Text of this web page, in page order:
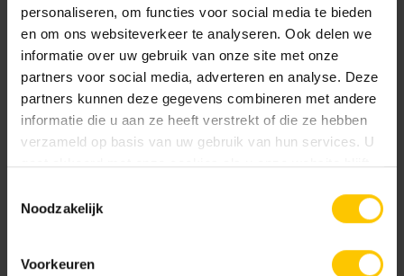
personaliseren, om functies voor social media te bieden
en om ons websiteverkeer te analyseren. Ook delen we
informatie over uw gebruik van onze site met onze
partners voor social media, adverteren en analyse. Deze
partners kunnen deze gegevens combineren met andere
informatie die u aan ze heeft verstrekt of die ze hebben
verzameld op basis van uw gebruik van hun services. U
gaat akkoord met onze cookies als u onze website blijft
Noodzakelijk
Voorkeuren
Eindplaat V100s kunststof Eindplaat V150s kunststof
Euroline Stankslot voor
Euroline eindplaat bind